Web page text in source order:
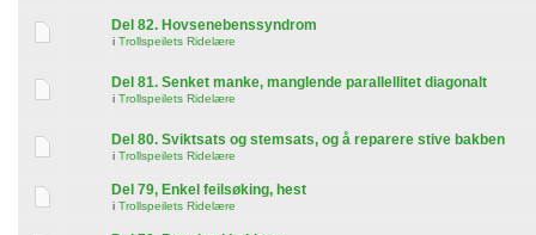
Del 82. Hovsenebenssyndrom
i Trollspeilets Ridelære
Del 81. Senket manke, manglende parallellitet diagonalt
i Trollspeilets Ridelære
Del 80. Sviktsats og stemsats, og å reparere stive bakben
i Trollspeilets Ridelære
Del 79, Enkel feilsøking, hest
i Trollspeilets Ridelære